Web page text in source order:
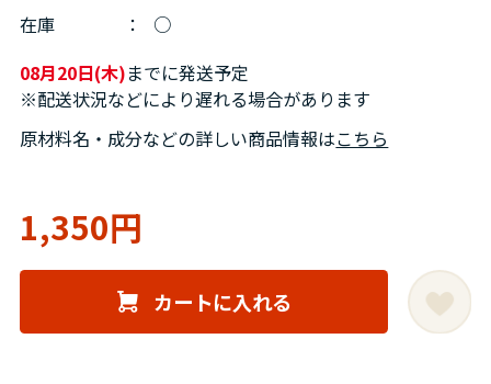
1,350円
在庫
：
○
08月20日(木)までに発送予定
※配送状況などにより遅れる場合があります
原材料名・成分などの詳しい商品情報はこちら
カートに入れる